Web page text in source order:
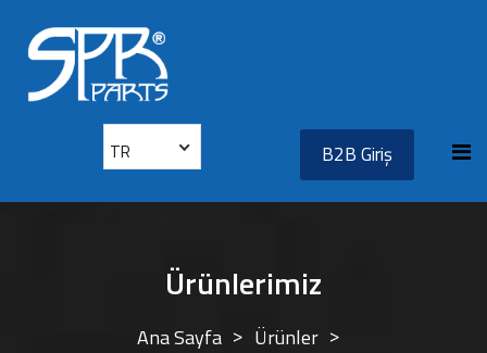
TR B2B Giriş
Ürünlerimiz
Ana Sayfa Ürünler